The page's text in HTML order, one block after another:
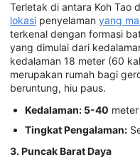
Terletak di antara Koh Tao
lokasi penyelaman yang
terkenal dengan formasi
yang dimulai dari
kedalaman 18 meter (60
merupakan rumah bagi
beruntung, hiu paus.
Kedalaman: 5-40
Tingkat Pengalaman:
3. Puncak Barat Daya